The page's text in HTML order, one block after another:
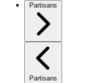
Partisans
Partisans